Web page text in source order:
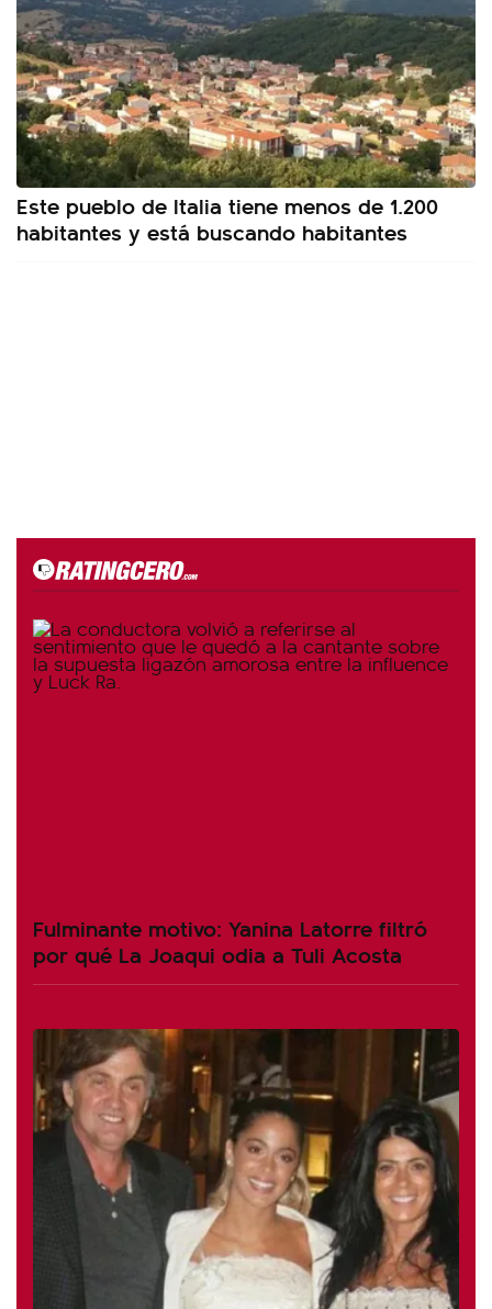
Este pueblo de Italia tiene menos de 1.200
habitantes y está buscando habitantes
Fulminante motivo: Yanina Latorre filtró
por qué La Joaqui odia a Tuli Acosta